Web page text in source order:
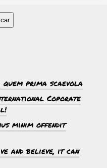
quem prima scaevola
Coporate
minim offendit
and believe, it can